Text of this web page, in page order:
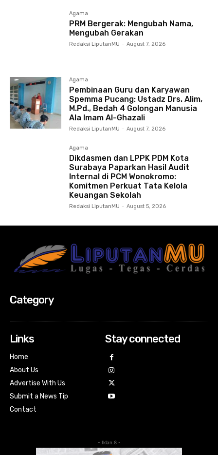
Agama
PRM Bergerak: Mengubah Nama,
Mengubah Gerakan
Redaksi LiputanMU - August 7, 2026
Agama
Pembinaan Guru dan Karyawan
Spemma Pucang: Ustadz Drs. Alim,
M.Pd., Bedah 4 Golongan Manusia
Ala Imam Al-Ghazali
Redaksi LiputanMU - August 7, 2026
Agama
Dikdasmen dan LPPK PDM Kota
Surabaya Paparkan Hasil Audit
Internal di PCM Wonokromo:
Komitmen Perkuat Tata Kelola
Keuangan Sekolah
Redaksi LiputanMU - August 5, 2026
Category
Links
Home
About Us
Advertise With Us
Submit a News Tip
Contact
Stay connected
- Iklan 8 -